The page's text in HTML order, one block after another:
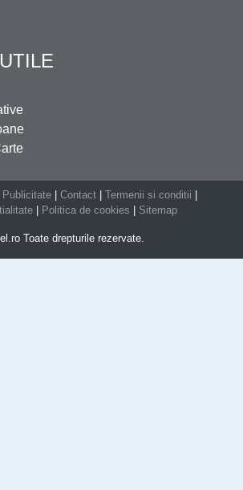
Publicitate Contact Termenii si conditii
Politica de cookies Sitemap
Toate drepturile rezervate.